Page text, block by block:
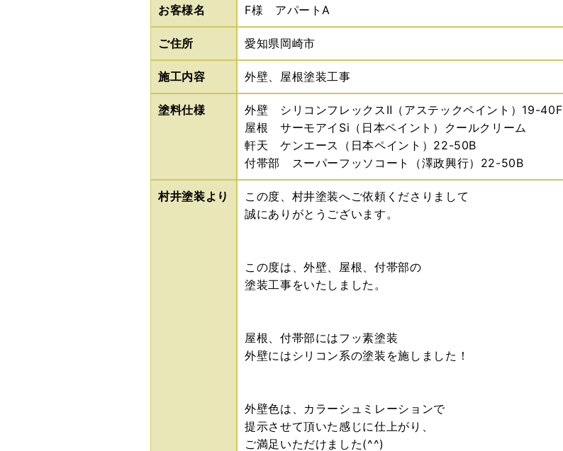
お客様名 F様 アパートA
ご住所 愛知県岡崎市
施工内容 外壁、屋根塗装工事
塗料仕様
外壁 シリコンフレックスⅡ（アステックペイント）19-40F
屋根 サーモアイSi（日本ペイント）クールクリーム
軒天 ケンエース（日本ペイント）22-50B
付帯部 スーパーフッソコート（澤政興行）22-50B
村井塗装より
この度、村井塗装へご依頼くださりまして
誠にありがとうございます。
この度は、外壁、屋根、付帯部の
塗装工事をいたしました。
屋根、付帯部にはフッ素塗装
外壁にはシリコン系の塗装を施しました！
外壁色は、カラーシュミレーションで
提示させて頂いた感じに仕上がり、
ご満足いただけました(^^)